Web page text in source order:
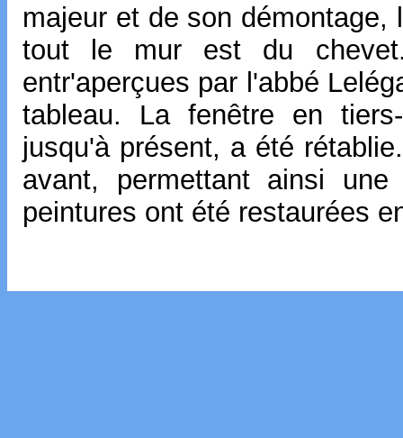
majeur et de son
tout le mur est du
entr'aperçues par l'abbé
tableau. La fenêtre en
jusqu'à présent, a été
avant, permettant ainsi
peintures ont été restaurées